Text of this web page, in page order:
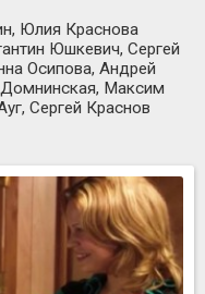
Юлия Краснова
Юшкевич, Сергей
Осипова, Андрей
Домнинская, Максим
Сергей Краснов